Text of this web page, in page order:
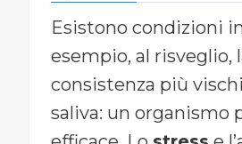
Esistono condizioni
esempio, al risveglio,
consistenza più
saliva: un organismo